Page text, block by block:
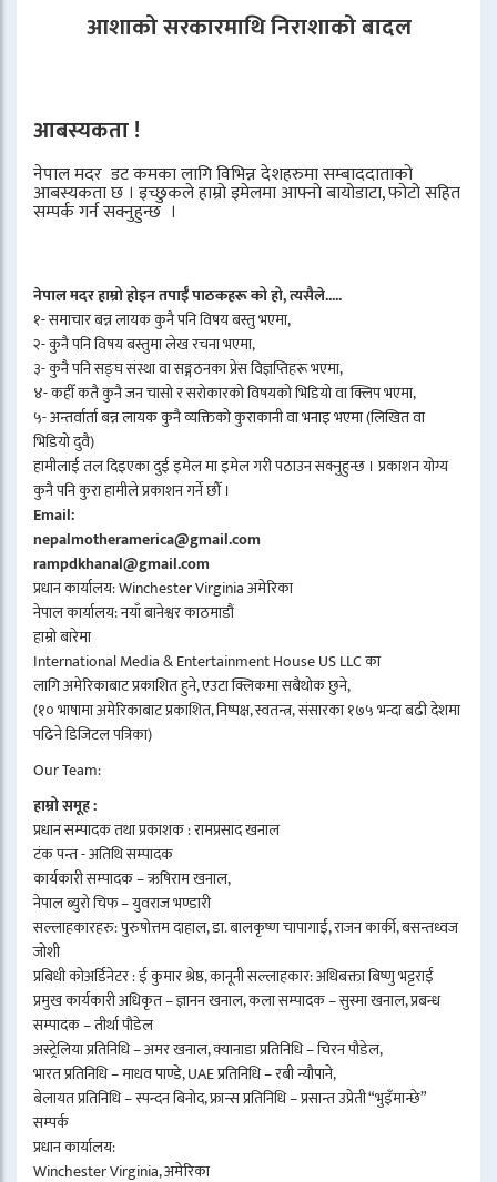
आशाको सरकारमाथि निराशाको बादल
आबस्यकता !
नेपाल मदर डट कमका लागि विभिन्न देशहरुमा सम्बाददाताको
आबस्यकता छ । इच्छुकले हाम्रो इमेलमा आफ्नो बायोडाटा, फोटो सहित
सम्पर्क गर्न सक्नुहुन्छ ।
नेपाल मदर हाम्रो होइन तपाईँ पाठकहरू को हो, त्यसैले.....
१- समाचार बन्न लायक कुनै पनि विषय बस्तु भएमा,
२- कुनै पनि विषय बस्तुमा लेख रचना भएमा,
३- कुनै पनि सङ्घ संस्था वा सङ्गठनका प्रेस विज्ञप्तिहरू भएमा,
४- कहीँ कतै कुनै जन चासो र सरोकारको विषयको भिडियो वा क्लिप भएमा,
५- अन्तर्वार्ता बन्न लायक कुनै व्यक्तिको कुराकानी वा भनाइ भएमा (लिखित वा
भिडियो दुवै)
हामीलाई तल दिइएका दुई इमेल मा इमेल गरी पठाउन सक्नुहुन्छ । प्रकाशन योग्य
कुनै पनि कुरा हामीले प्रकाशन गर्ने छौँ ।
Email:
nepalmotheramerica@gmail.com
rampdkhanal@gmail.com
प्रधान कार्यालय: Winchester Virginia अमेरिका
नेपाल कार्यालय: नयाँ बानेश्वर काठमाडौं
हाम्रो बारेमा
International Media & Entertainment House US LLC का
लागि अमेरिकाबाट प्रकाशित हुने, एउटा क्लिकमा सबैथोक छुने,
(१० भाषामा अमेरिकाबाट प्रकाशित, निष्पक्ष, स्वतन्त्र, संसारका १७५ भन्दा बढी देशमा
पढिने डिजिटल पत्रिका)
Our Team:
हाम्रो समूह :
प्रधान सम्पादक तथा प्रकाशक : रामप्रसाद खनाल
टंक पन्त - अतिथि सम्पादक
कार्यकारी सम्पादक – ऋषिराम खनाल,
नेपाल ब्युरो चिफ – युवराज भण्डारी
सल्लाहकारहरु: पुरुषोत्तम दाहाल, डा. बालकृष्ण चापागाईं, राजन कार्की, बसन्तध्वज
जोशी
प्रबिधी कोअर्डिनेटर : ई कुमार श्रेष्ठ, कानूनी सल्लाहकार: अधिबक्ता बिष्णु भट्टराई
प्रमुख कार्यकारी अधिकृत – ज्ञानन खनाल, कला सम्पादक – सुस्मा खनाल, प्रबन्ध
सम्पादक – तीर्था पौडेल
अस्ट्रेलिया प्रतिनिधि – अमर खनाल, क्यानाडा प्रतिनिधि – चिरन पौडेल,
भारत प्रतिनिधि – माधव पाण्डे, UAE प्रतिनिधि – रबी न्यौपाने,
बेलायत प्रतिनिधि – स्पन्दन बिनोद, फ्रान्स प्रतिनिधि – प्रसान्त उप्रेती “भुइँमान्छे”
सम्पर्क
प्रधान कार्यालय:
Winchester Virginia, अमेरिका